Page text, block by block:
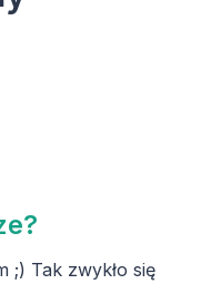
;) Tak zwykło się